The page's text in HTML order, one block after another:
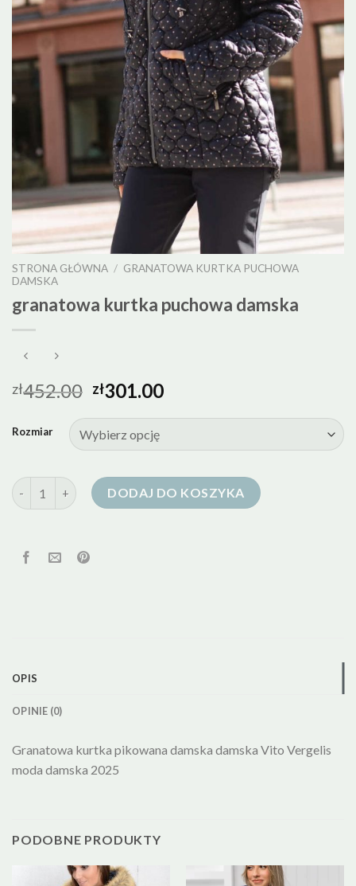
STRONA GŁÓWNA / GRANATOWA KURTKA PUCHOWA
DAMSKA
granatowa kurtka puchowa damska
zł452.00 zł301.00
Rozmiar
ilość granatowa kurtka puchowa damska
DODAJ DO KOSZYKA
OPIS
OPINIE (0)
Granatowa kurtka pikowana damska damska Vito Vergelis
moda damska 2025
PODOBNE PRODUKTY